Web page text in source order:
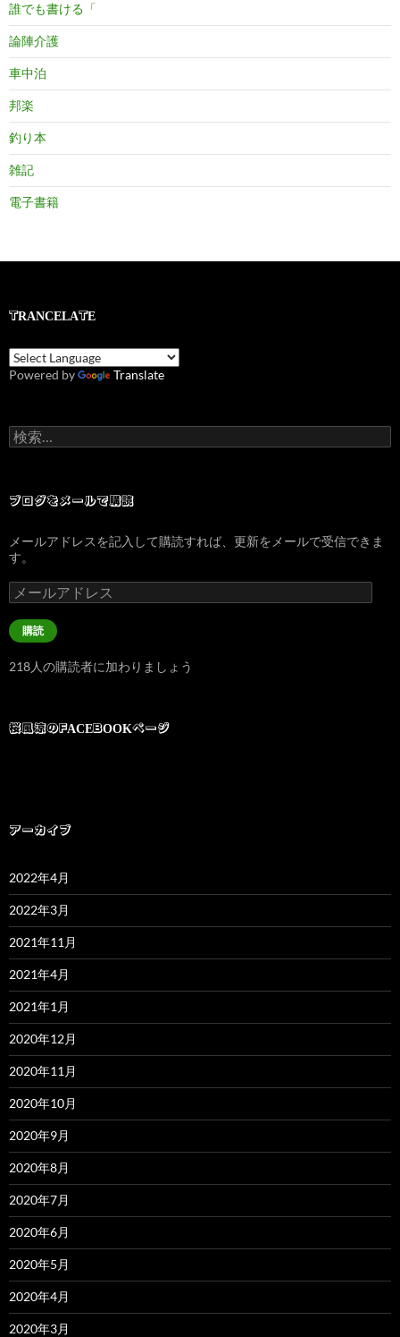
誰でも書ける「
論陣介護
車中泊
邦楽
釣り本
雑記
電子書籍
TRANCELATE
Powered by Translate
検
索:
ブログをメールで購読
メールアドレスを記入して購読すれば、更新をメールで受信できま
す。
メ
ー
ル
ア
レ
購読
218人の購読者に加わりましょう
桜風涼のFACEBOOKページ
アーカイブ
2022年4月
2022年3月
2021年11月
2021年4月
2021年1月
2020年12月
2020年11月
2020年10月
2020年9月
2020年8月
2020年7月
2020年6月
2020年5月
2020年4月
2020年3月